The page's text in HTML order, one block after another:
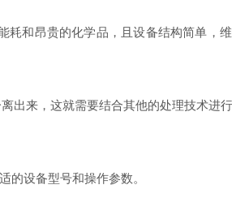
和昂贵的化学品，且设备结构简单，
来，这就需要结合其他的处理技术进行
设备型号和操作参数。